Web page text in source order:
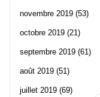
novembre 2019 (53)
octobre 2019 (21)
septembre 2019 (61)
août 2019 (51)
juillet 2019 (69)